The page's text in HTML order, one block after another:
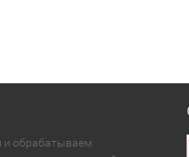
обрабатываем